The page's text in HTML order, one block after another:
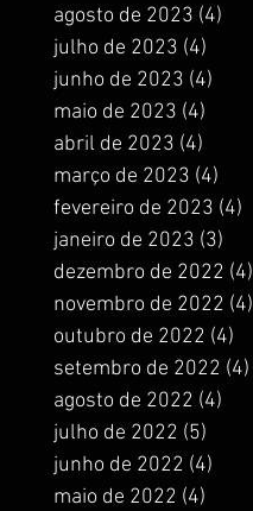
agosto de 2023 (4)
julho de 2023 (4)
junho de 2023 (4)
maio de 2023 (4)
abril de 2023 (4)
março de 2023 (4)
fevereiro de 2023 (4)
janeiro de 2023 (3)
dezembro de 2022 (4)
novembro de 2022 (4)
outubro de 2022 (4)
setembro de 2022 (4)
agosto de 2022 (4)
julho de 2022 (5)
junho de 2022 (4)
maio de 2022 (4)